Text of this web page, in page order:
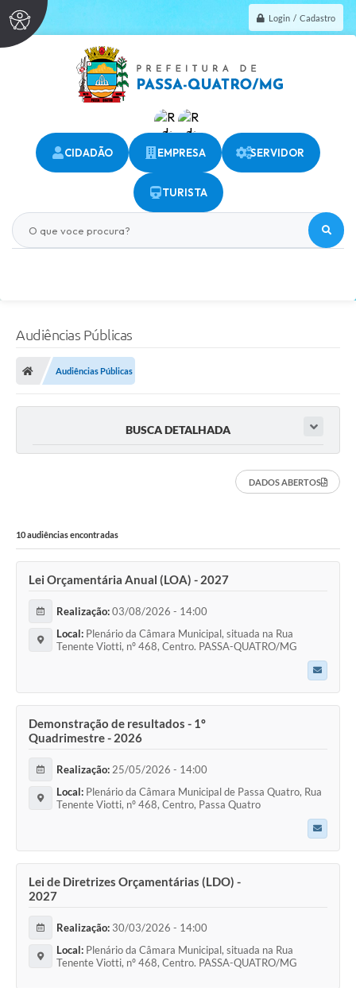
Login / Cadastro
O que voce procura?
CIDADÃO EMPRESA SERVIDOR
TURISTA
Audiências Públicas
Audiências Públicas
BUSCA DETALHADA
DADOS ABERTOS
10 audiências encontradas
Lei Orçamentária Anual (LOA) - 2027
Realização:03/08/2026 - 14:00
Local: Plenário da Câmara Municipal, situada na Rua
Tenente Viotti, nº 468, Centro. PASSA-QUATRO/MG
Demonstração de resultados - 1º
Quadrimestre - 2026
Realização: 25/05/2026 - 14:00
Local: Plenário da Câmara Municipal de Passa Quatro, Rua
Tenente Viotti, nº 468, Centro, Passa Quatro
Lei de Diretrizes Orçamentárias (LDO) -
2027
Realização: 30/03/2026 - 14:00
Local: Plenário da Câmara Municipal, situada na Rua
Tenente Viotti, nº 468, Centro. PASSA-QUATRO/MG